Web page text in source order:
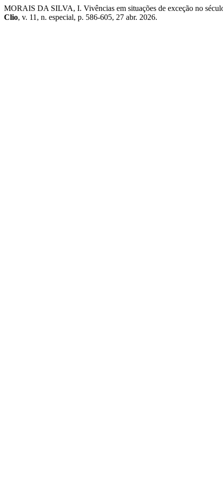
MORAIS DA SILVA, I. Vivências em situações de exceção no
Clio, v. 11, n. especial, p. 586-605, 27 abr. 2026.